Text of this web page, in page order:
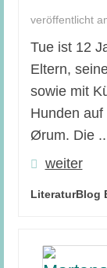
veröffentlicht
Tue ist 12
Eltern,
sowie mit
Hunden
Ørum. Die
weiter
LiteraturBlog